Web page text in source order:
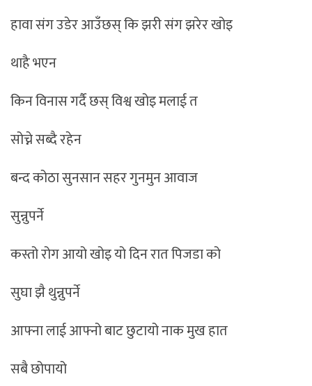
हावा संग उडेर आउँछस् कि झरी संग झरेर खोइ
थाहै भएन
किन विनास गर्दै छस् विश्व खोइ मलाई त
सोच्ने सब्दै रहेन
बन्द कोठा सुनसान सहर गुनमुन आवाज
सुन्नुपर्ने
कस्तो रोग आयो खोइ यो दिन रात पिजडा को
सुघा झै थुन्नुपर्ने
आफ्ना लाई आफ्नो बाट छुटायो नाक मुख हात
सबै छोपायो